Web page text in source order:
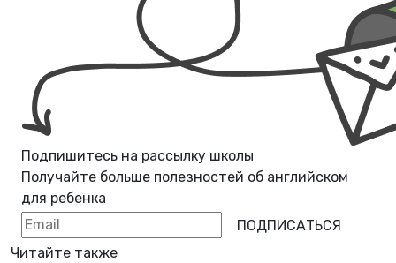
Подпишитесь на рассылку школы
Получайте больше полезностей об английском
для ребенка
ПОДПИСАТЬСЯ
Читайте также